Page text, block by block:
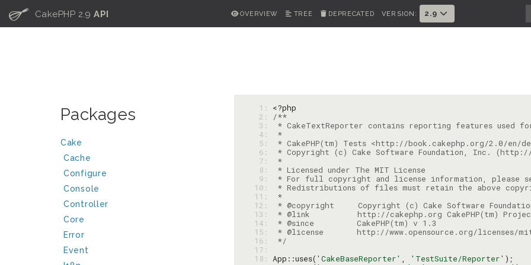
C CakePHP 2.9API OVERVIEW TREE DEPRECATED VERSION: 2.9
Packages
Cake
Cache
Configure
Console
Controller
Core
Error
Event
  1:
<?php
  2:
  3:
  4:
  5:
  6:
  7:
  8:
  9:
10:
11:
12:
13:
14:
15:
16:
*/
17:
18: App::uses( 'CakeBaseReporter' , 'TestSuite/Reporter'